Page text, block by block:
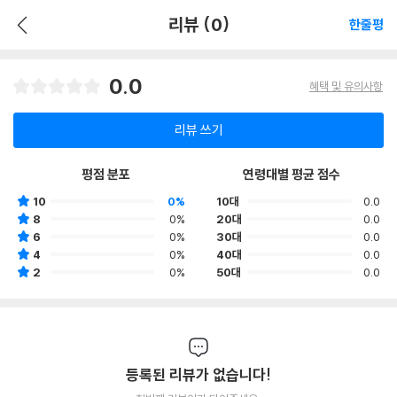
리뷰 (0) 한줄평
0.0 혜택 및 유의사항
리뷰 쓰기
평점 분포
10
0%
8
0%
6
0%
4
0%
2
0%
연령대별 평균 점수
10대
0.0
20대
0.0
30대
0.0
40대
0.0
50대
0.0
등록된 리뷰가 없습니다!